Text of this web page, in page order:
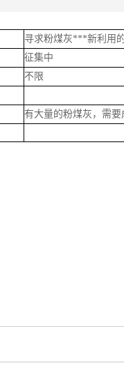
寻求粉煤灰***新利用
征集中
不限
有大量的粉煤灰，需